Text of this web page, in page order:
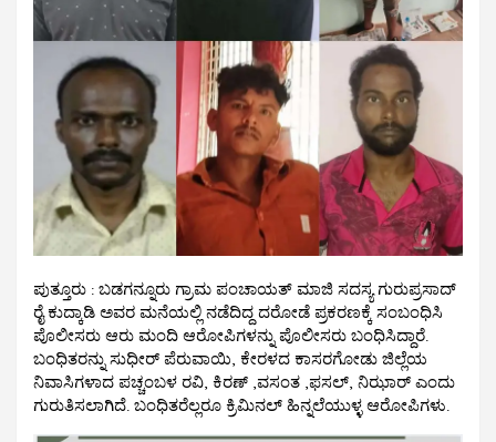
ಪುತ್ತೂರು : ಬಡಗನ್ನೂರು ಗ್ರಾಮ ಪಂಚಾಯತ್ ಮಾಜಿ ಸದಸ್ಯ ಗುರುಪ್ರಸಾದ್
ರೈ ಕುದ್ಕಾಡಿ ಅವರ ಮನೆಯಲ್ಲಿ ನಡೆದಿದ್ದ ದರೋಡೆ ಪ್ರಕರಣಕ್ಕೆ ಸಂಬಂಧಿಸಿ
ಪೊಲೀಸರು ಆರು ಮಂದಿ ಆರೋಪಿಗಳನ್ನು ಪೊಲೀಸರು ಬಂಧಿಸಿದ್ದಾರೆ.
ಬಂಧಿತರನ್ನು ಸುಧೀರ್ ಪೆರುವಾಯಿ, ಕೇರಳದ ಕಾಸರಗೋಡು ಜಿಲ್ಲೆಯ
ನಿವಾಸಿಗಳಾದ ಪಚ್ಚಂಬಳ ರವಿ, ಕಿರಣ್ ,ವಸಂತ ,ಫಸಲ್, ನಿಝಾರ್ ಎಂದು
ಗುರುತಿಸಲಾಗಿದೆ. ಬಂಧಿತರೆಲ್ಲರೂ ಕ್ರಿಮಿನಲ್ ಹಿನ್ನಲೆಯುಳ್ಳ ಆರೋಪಿಗಳು.